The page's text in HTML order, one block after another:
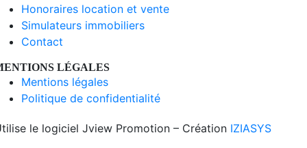
Honoraires location et vente
Simulateurs immobiliers
Contact
LÉGALES
Mentions légales
Politique de confidentialité
le logiciel Jview Promotion – Création IZIASYS